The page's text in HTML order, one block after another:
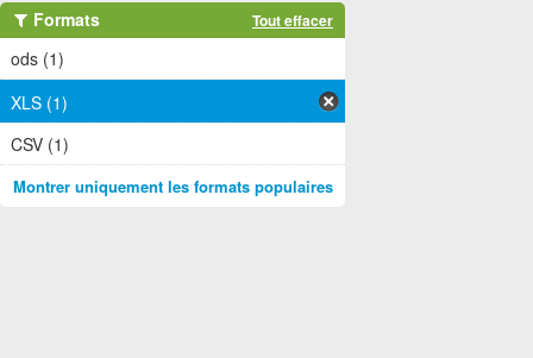
Formats Tout effacer
ods (1)
XLS (1)
CSV (1)
Montrer uniquement les formats populaires